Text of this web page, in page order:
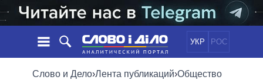
УКР РОС
НОВОСТИ
Слово и Дело›Лента публикаций›Общество